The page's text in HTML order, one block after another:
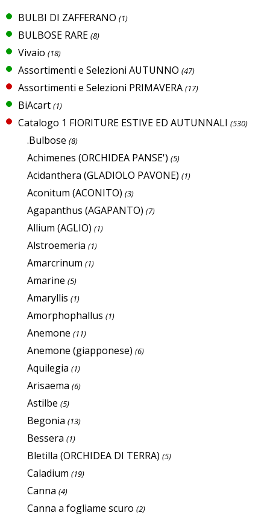
BULBI DI ZAFFERANO (1)
BULBOSE RARE (8)
Vivaio (18)
Assortimenti e Selezioni AUTUNNO (47)
Assortimenti e Selezioni PRIMAVERA (17)
BiAcart (1)
Catalogo 1 FIORITURE ESTIVE ED AUTUNNALI (530)
.Bulbose (8)
Achimenes (ORCHIDEA PANSE') (5)
Acidanthera (GLADIOLO PAVONE) (1)
Aconitum (ACONITO) (3)
Agapanthus (AGAPANTO) (7)
Allium (AGLIO) (1)
Alstroemeria (1)
Amarcrinum (1)
Amarine (5)
Amaryllis (1)
Amorphophallus (1)
Anemone (11)
Anemone (giapponese) (6)
Aquilegia (1)
Arisaema (6)
Astilbe (5)
Begonia (13)
Bessera (1)
Bletilla (ORCHIDEA DI TERRA) (5)
Caladium (19)
Canna (4)
Canna a fogliame scuro (2)